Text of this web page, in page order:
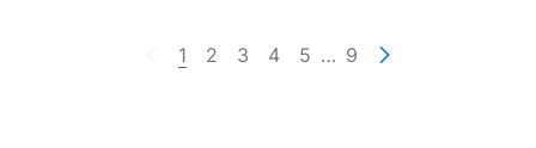
1 2 3 4 5 … 9